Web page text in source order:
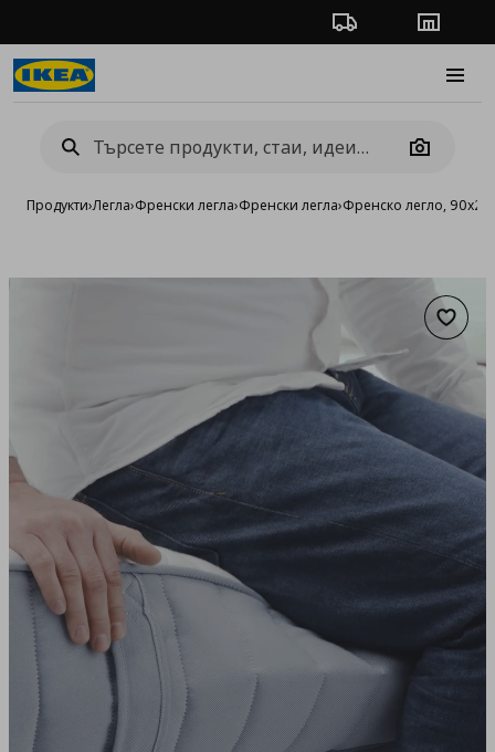
Проследяване на
Camera
Продукти›Легла›Френски легла›Френски легла›Френско легло,